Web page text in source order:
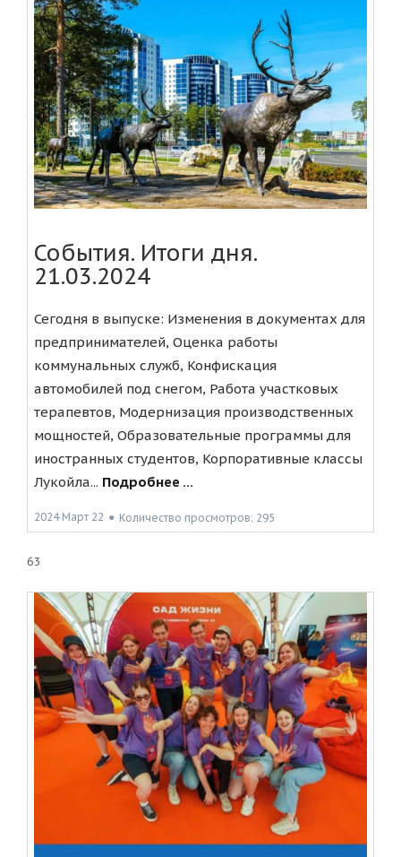
События. Итоги дня.
21.03.2024
Сегодня в выпуске: Изменения в документах для
предпринимателей, Оценка работы
коммунальных служб, Конфискация
автомобилей под снегом, Работа участковых
терапевтов, Модернизация производственных
мощностей, Образовательные программы для
иностранных студентов, Корпоративные классы
Лукойла... Подробнее ...
2024 Март 22 ● Количество просмотров: 295
63